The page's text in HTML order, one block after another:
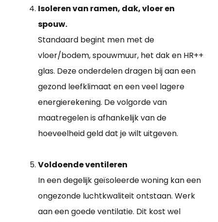
Isoleren van ramen, dak, vloer en
spouw.
Standaard begint men met de
vloer/bodem, spouwmuur, het dak en HR++
glas. Deze onderdelen dragen bij aan een
gezond leefklimaat en een veel lagere
energierekening. De volgorde van
maatregelen is afhankelijk van de
hoeveelheid geld dat je wilt uitgeven.
Voldoende ventileren
In een degelijk geïsoleerde woning kan een
ongezonde luchtkwaliteit ontstaan. Werk
aan een goede ventilatie. Dit kost wel